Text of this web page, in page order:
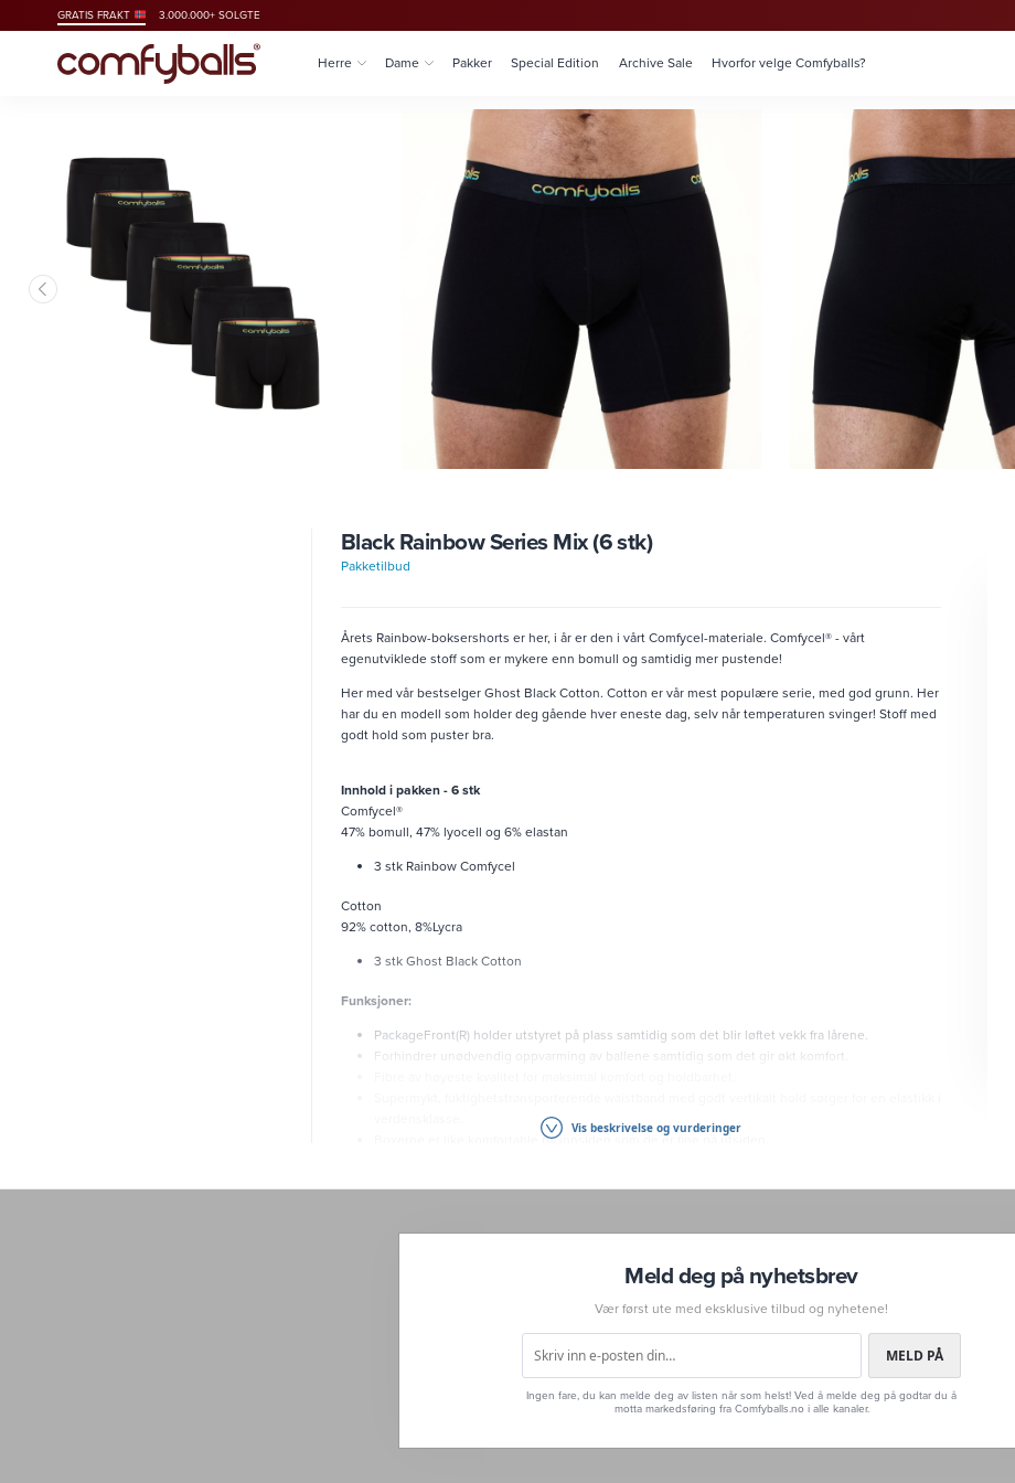
GRATIS FRAKT 3.000.000+ SOLGTE
Herre Dame Pakker Special Edition Archive Sale Hvorfor velge Comfyballs?
Black Rainbow Series Mix (6 stk)
Pakketilbud
Årets Rainbow-boksershorts er her, i år er den i vårt Comfycel-materiale. Comfycel® - vårt
egenutviklede stoff som er mykere enn bomull og samtidig mer pustende!
Her med vår bestselger Ghost Black Cotton. Cotton er vår mest populære serie, med god grunn. Her
har du en modell som holder deg gående hver eneste dag, selv når temperaturen svinger! Stoff med
godt hold som puster bra.
Innhold i pakken - 6 stk
Comfycel®
47% bomull, 47% lyocell og 6% elastan
3 stk Rainbow Comfycel
Cotton
92% cotton, 8%Lycra
3 stk Ghost Black Cotton
Funksjoner:
PackageFront(R) holder utstyret på plass samtidig som det blir løftet vekk fra lårene.
Forhindrer unødvendig oppvarming av ballene samtidig som det gir økt komfort.
Boxerne er like komfortable på innsiden som de er fine på utsiden.
Kan betales med Vipps eller Klarna
Vis beskrivelse og vurderinger
Meld deg på nyhetsbrev
Vær først ute med eksklusive tilbud og nyhetene!
MELD PÅ
Ingen fare, du kan melde deg av listen når som helst! Ved å melde deg på godtar du å
motta markedsføring fra Comfyballs.no i alle kanaler.